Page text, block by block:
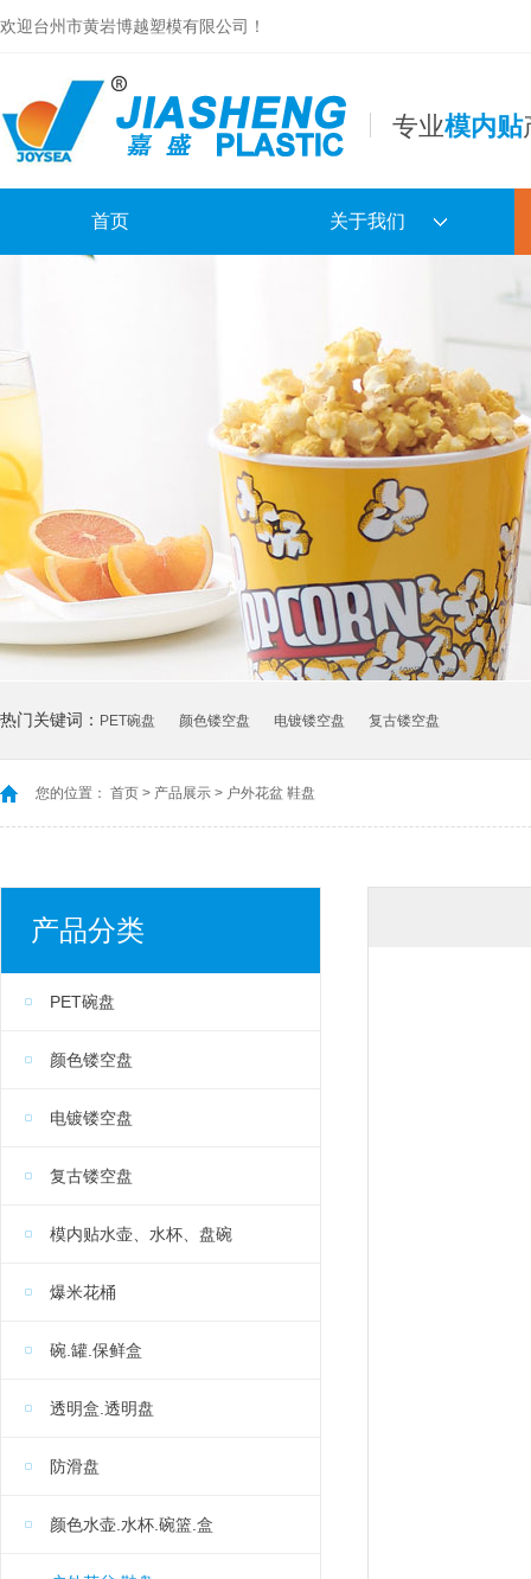
欢迎台州市黄岩博越塑模有限公司！
专业模内贴
首页 关于我们
合作伙伴
专利及证书
镂空盘电子样本
日用品电子样本
热门关键词： PET碗盘 颜色镂空盘 电镀镂空盘 复古镂空盘
您的位置： 首页 > 产品展示 > 户外花盆 鞋盘
产品分类
PET碗盘
颜色镂空盘
电镀镂空盘
复古镂空盘
模内贴水壶、水杯、盘碗
爆米花桶
碗.罐.保鲜盒
透明盒.透明盘
防滑盘
颜色水壶.水杯.碗篮.盒